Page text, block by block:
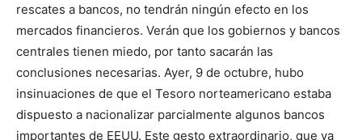
rescates a bancos, no tendrán ningún efecto en los
mercados financieros. Verán que los gobiernos y bancos
centrales tienen miedo, por tanto sacarán las
conclusiones necesarias. Ayer, 9 de octubre, hubo
insinuaciones de que el Tesoro norteamericano estaba
dispuesto a nacionalizar parcialmente algunos bancos
importantes de EEUU. Este gesto extraordinario, que va